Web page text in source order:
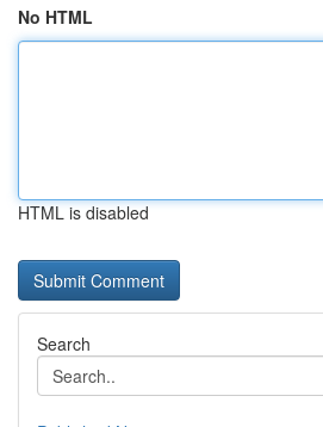
No HTML
HTML is disabled
Search